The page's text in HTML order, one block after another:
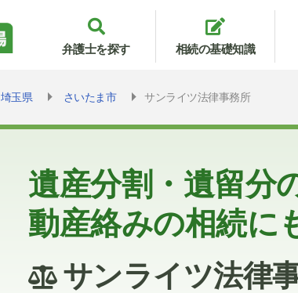
弁護士を探す 相続の基礎知識
埼玉県 さいたま市 サンライツ法律事務所
遺産分割・遺留分
動産絡みの相続に
サンライツ法律